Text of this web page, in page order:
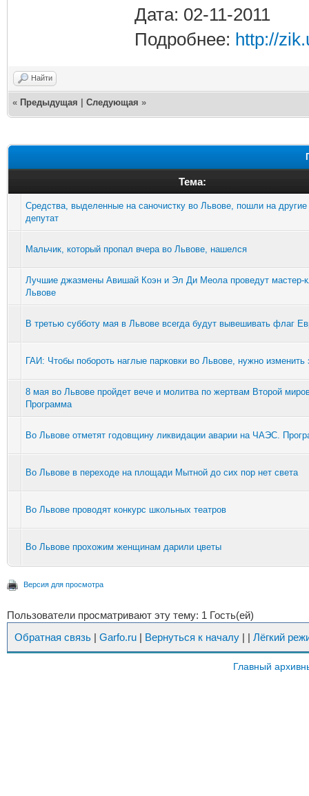
Дата: 02-11-2011
Подробнее: http://
Найти
« Предыдущая Следующая »
Тема:
Средства, выделенные на саночистку во Львове, пошли на
депутат
Мальчик, который пропал вчера во Львове, нашелся
Лучшие джазмены Авишай Коэн и Эл Ди Меола проведут мастер-
Львове
В третью субботу мая в Львове всегда будут вывешивать флаг
ГАИ: Чтобы побороть наглые парковки во Львове, нужно изменить
8 мая во Львове пройдет вече и молитва по жертвам Второй
Программа
Во Львове отметят годовщину ликвидации аварии на ЧАЭС.
Во Львове в переходе на площади Мытной до сих пор нет света
Во Львове проводят конкурс школьных театров
Во Львове прохожим женщинам дарили цветы
Версия для просмотра
Пользователи просматривают эту тему: 1 Гость(ей)
Обратная связь | Garfo.ru | Вернуться к началу | | Лёгкий
Главный